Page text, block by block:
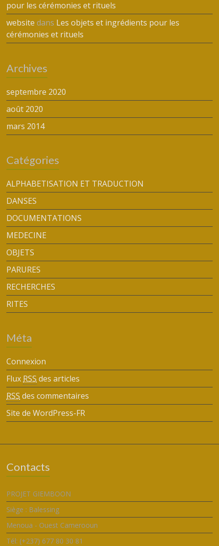
pour les cérémonies et rituels
website dans Les objets et ingrédients pour les
cérémonies et rituels
Archives
septembre 2020
août 2020
mars 2014
Catégories
ALPHABETISATION ET TRADUCTION
DANSES
DOCUMENTATIONS
MEDECINE
OBJETS
PARURES
RECHERCHES
RITES
Méta
Connexion
Flux RSS des articles
RSS des commentaires
Site de WordPress-FR
Contacts
PROJET GIEMBOON
Siège : Balessing
Menoua - Ouest Camerooun
Tél: (+237) 677 80 30 81